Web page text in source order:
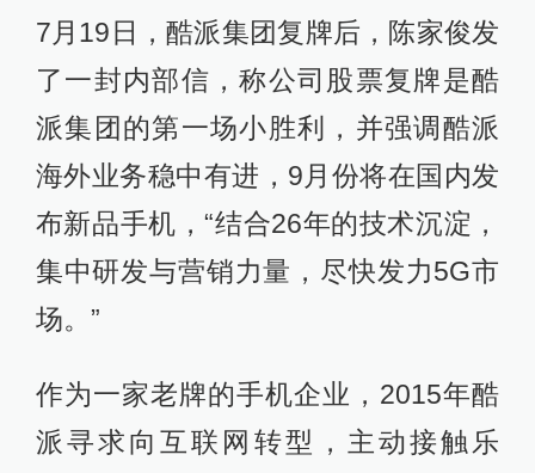
7月19日，酷派集团复牌后，陈家俊发
了一封内部信，称公司股票复牌是酷
派集团的第一场小胜利，并强调酷派
海外业务稳中有进，9月份将在国内发
布新品手机，“结合26年的技术沉淀，
集中研发与营销力量，尽快发力5G市
场。”
作为一家老牌的手机企业，2015年酷
派寻求向互联网转型，主动接触乐